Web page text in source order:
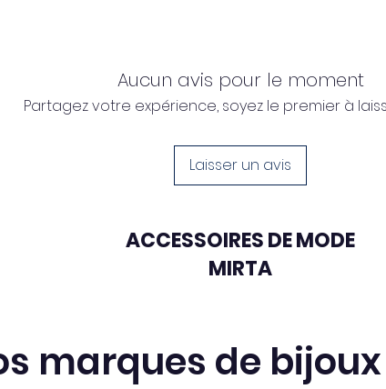
Aucun avis pour le moment
Partagez votre expérience, soyez le premier à
Laisser un avis
ACCESSOIRES DE MODE
MIRTA
marques de